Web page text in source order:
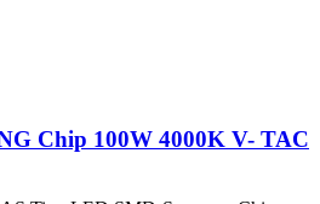
Chip 100W 4000K V- TAC